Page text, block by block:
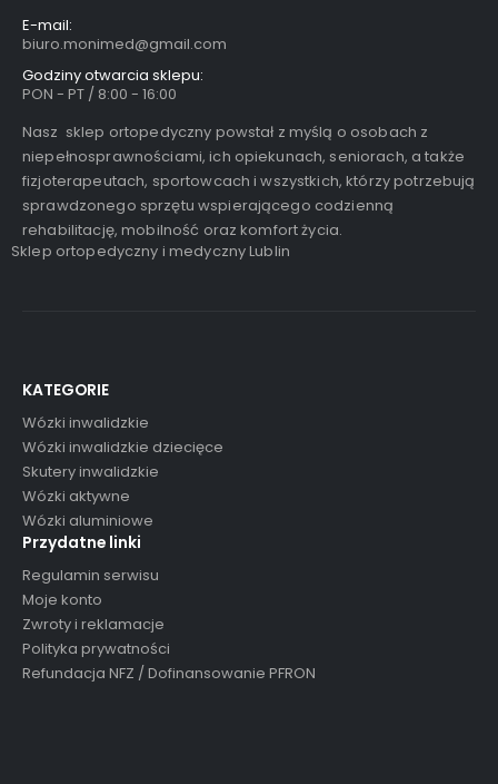
E-mail:
biuro.monimed@gmail.com
Godziny otwarcia sklepu:
PON - PT / 8:00 - 16:00
Nasz sklep ortopedyczny powstał z myślą o osobach z
niepełnosprawnościami, ich opiekunach, seniorach, a także
fizjoterapeutach, sportowcach i wszystkich, którzy potrzebują
sprawdzonego sprzętu wspierającego codzienną
rehabilitację, mobilność oraz komfort życia.
Sklep ortopedyczny i medyczny Lublin
KATEGORIE
Wózki inwalidzkie
Wózki inwalidzkie dziecięce
Skutery inwalidzkie
Wózki aktywne
Wózki aluminiowe
Przydatne linki
Regulamin serwisu
Moje konto
Zwroty i reklamacje
Polityka prywatności
Refundacja NFZ / Dofinansowanie PFRON